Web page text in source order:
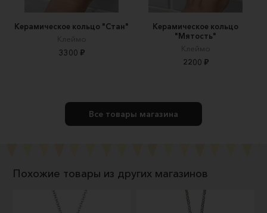
Керамическое кольцо "Стан"
Клеймо
3300 ₽
Керамическое кольцо
"Мятость"
Клеймо
2200 ₽
Все товары магазина
Похожие товары из других магазинов